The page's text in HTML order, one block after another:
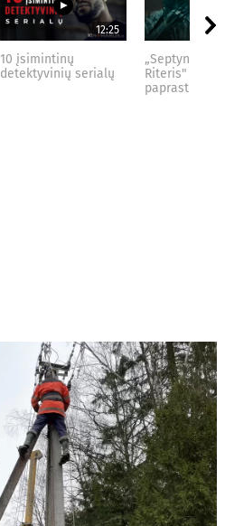
12:25
10 įsimintinų
detektyvinių serialų
„Septynių
Riteris" – kai
paprastumas